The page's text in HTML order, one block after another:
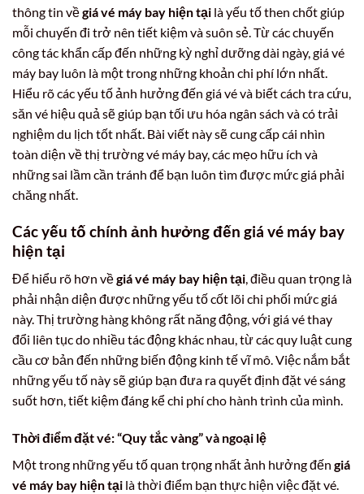
thông tin vềgiá vé máy bay hiện tại là yếu tố then chốt giúp
mỗi chuyến đi trở nên tiết kiệm và suôn sẻ. Từ các chuyến
công tác khẩn cấp đến những kỳ nghỉ dưỡng dài ngày, giá vé
máy bay luôn là một trong những khoản chi phí lớn nhất.
Hiểu rõ các yếu tố ảnh hưởng đến giá vé và biết cách tra cứu,
săn vé hiệu quả sẽ giúp bạn tối ưu hóa ngân sách và có trải
nghiệm du lịch tốt nhất. Bài viết này sẽ cung cấp cái nhìn
toàn diện về thị trường vé máy bay, các mẹo hữu ích và
những sai lầm cần tránh để bạn luôn tìm được mức giá phải
chăng nhất.
Các yếu tố chính ảnh hưởng đến giá vé máy bay
hiện tại
Để hiểu rõ hơn vềgiá vé máy bay hiện tại, điều quan trọng là
phải nhận diện được những yếu tố cốt lõi chi phối mức giá
này. Thị trường hàng không rất năng động, với giá vé thay
đổi liên tục do nhiều tác động khác nhau, từ các quy luật cung
cầu cơ bản đến những biến động kinh tế vĩ mô. Việc nắm bắt
những yếu tố này sẽ giúp bạn đưa ra quyết định đặt vé sáng
suốt hơn, tiết kiệm đáng kể chi phí cho hành trình của mình.
Thời điểm đặt vé: “Quy tắc vàng” và ngoại lệ
Một trong những yếu tố quan trọng nhất ảnh hưởng đến giá
vé máy bay hiện tại là thời điểm bạn thực hiện việc đặt vé.